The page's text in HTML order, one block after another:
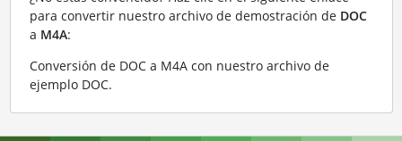
para convertir nuestro archivo de demostración de DOC
a M4A:
Conversión de DOC a M4A con nuestro archivo de
ejemplo DOC.